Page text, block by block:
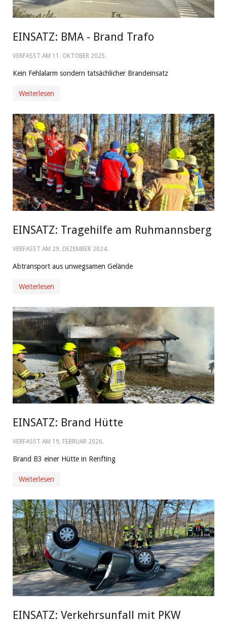
EINSATZ: BMA - Brand Trafo
VERFASST AM 11. OKTOBER 2025.
Kein Fehlalarm sondern tatsächlicher Brandeinsatz
Weiterlesen
EINSATZ: Tragehilfe am Ruhmannsberg
VERFASST AM 29. DEZEMBER 2024.
Abtransport aus unwegsamen Gelände
Weiterlesen
EINSATZ: Brand Hütte
VERFASST AM 19. FEBRUAR 2026.
Brand B3 einer Hütte in Renfting
Weiterlesen
EINSATZ: Verkehrsunfall mit PKW